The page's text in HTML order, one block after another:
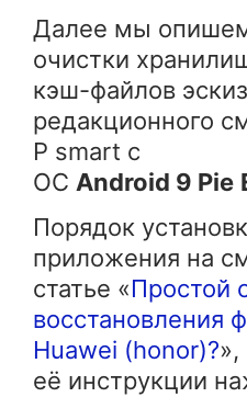
Далее мы
очистки
кэш-файлов
редакционного
P smart c
ОС Android 9 Pie
Порядок
приложения на
статье «Простой
восстановления
Huawei (honor)?»,
её инструкции